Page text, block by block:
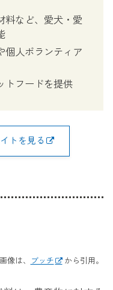
料など、愛犬・愛
個人ボランティア
トフードを提供
トを見る
画像は、 ブッチ から引用。